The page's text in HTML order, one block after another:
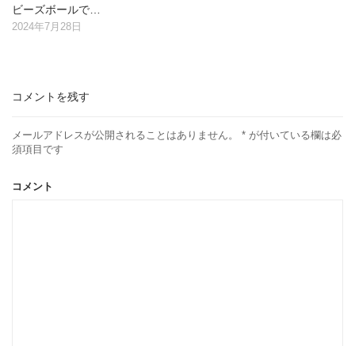
ビーズボールで…
2024年7月28日
コメントを残す
メールアドレスが公開されることはありません。 * が付いている欄は必
須項目です
コメント